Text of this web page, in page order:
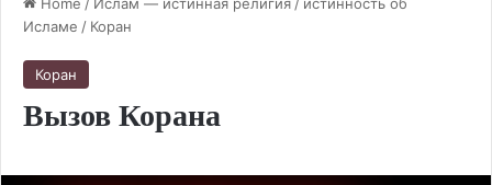
Исламе / Коран
Коран
Вызов Корана